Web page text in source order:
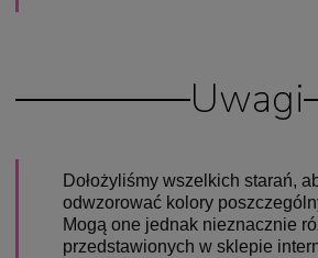
Uwagi
Dołożyliśmy wszelkich starań,
odwzorować kolory
Mogą one jednak nieznacznie
przedstawionych w sklepie